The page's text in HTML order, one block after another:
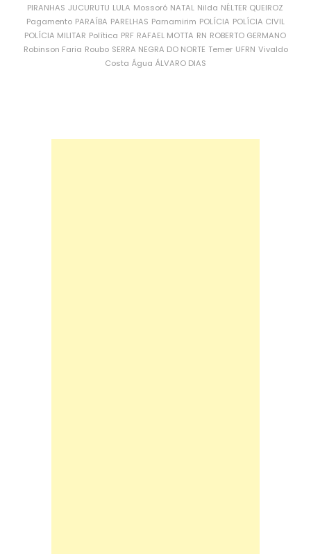
PIRANHAS JUCURUTU LULA Mossoró NATAL Nilda NÉLTER QUEIROZ
Pagamento PARAÍBA PARELHAS Parnamirim POLÍCIA POLÍCIA CIVIL
POLÍCIA MILITAR Política PRF RAFAEL MOTTA RN ROBERTO GERMANO
Robinson Faria Roubo SERRA NEGRA DO NORTE Temer UFRN Vivaldo
Costa Água ÁLVARO DIAS